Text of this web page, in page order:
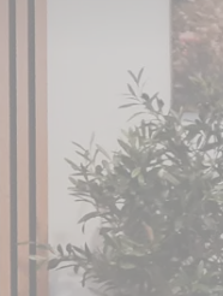
Frankfurter Filiale: Umzug von